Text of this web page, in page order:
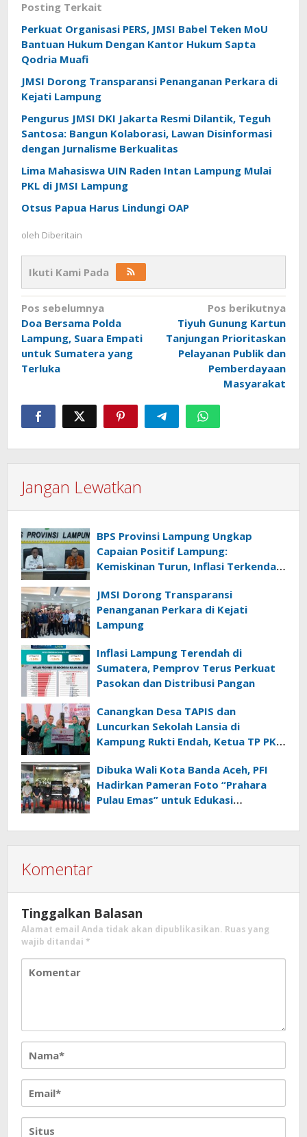
Posting Terkait
Perkuat Organisasi PERS, JMSI Babel Teken MoU
Bantuan Hukum Dengan Kantor Hukum Sapta
Qodria Muafi
JMSI Dorong Transparansi Penanganan Perkara di
Kejati Lampung
Pengurus JMSI DKI Jakarta Resmi Dilantik, Teguh
Santosa: Bangun Kolaborasi, Lawan Disinformasi
dengan Jurnalisme Berkualitas
Lima Mahasiswa UIN Raden Intan Lampung Mulai
PKL di JMSI Lampung
Otsus Papua Harus Lindungi OAP
oleh Diberitain
Ikuti Kami Pada
Navigasi
pos
Pos sebelumnya
Doa Bersama Polda
Lampung, Suara Empati
untuk Sumatera yang
Terluka
Pos berikutnya
Tiyuh Gunung Kartun
Tanjungan Prioritaskan
Pelayanan Publik dan
Pemberdayaan
Masyarakat
Jangan Lewatkan
BPS Provinsi Lampung Ungkap
Capaian Positif Lampung:
Kemiskinan Turun, Inflasi Terkendali,
JMSI Dorong Transparansi
Penanganan Perkara di Kejati
Lampung
Inflasi Lampung Terendah di
Sumatera, Pemprov Terus Perkuat
Pasokan dan Distribusi Pangan
Canangkan Desa TAPIS dan
Luncurkan Sekolah Lansia di
Kampung Rukti Endah, Ketua TP PKK
SDM Dimulai dari Desa
Dibuka Wali Kota Banda Aceh, PFI
Hadirkan Pameran Foto “Prahara
Pulau Emas” untuk Edukasi
Komentar
Tinggalkan Balasan
Alamat email Anda tidak akan dipublikasikan. Ruas yang
wajib ditandai *